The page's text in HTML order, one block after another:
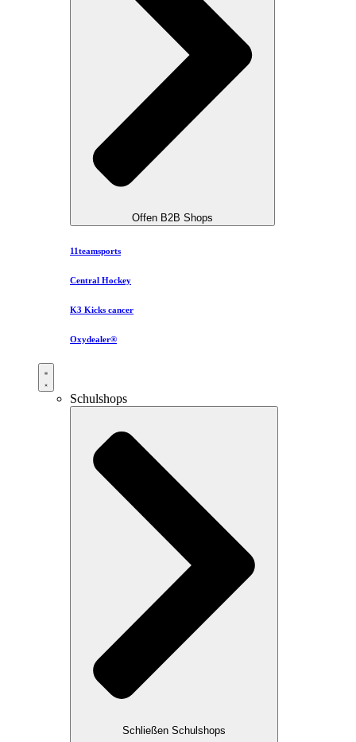
Offen B2B Shops
11teamsports
Central Hockey
K3 Kicks cancer
Oxydealer®
Schulshops
Schließen Schulshops